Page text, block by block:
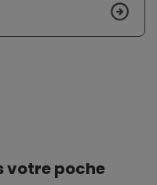
votre poche